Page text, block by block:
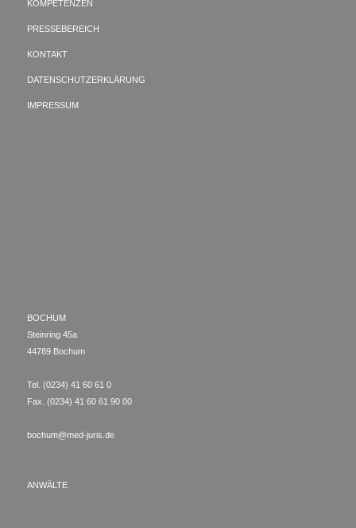
KOMPETENZEN
PRESSEBEREICH
KONTAKT
DATENSCHUTZERKLÄRUNG
IMPRESSUM
BOCHUM
Steinring 45a
44789 Bochum
Tel. (0234) 41 60 61 0
Fax. (0234) 41 60 61 90 00
bochum@med-juris.de
ANWÄLTE